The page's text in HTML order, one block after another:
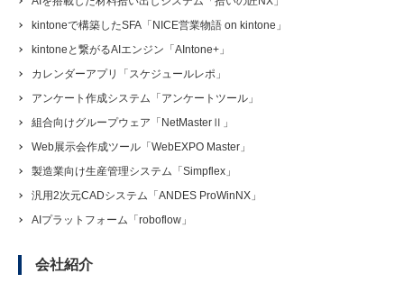
kintoneで構築したSFA「NICE営業物語 on kintone」
kintoneと繋がるAIエンジン「AIntone+」
カレンダーアプリ「スケジュールレポ」
アンケート作成システム「アンケートツール」
組合向けグループウェア「NetMasterⅡ」
Web展示会作成ツール「WebEXPO Master」
製造業向け生産管理システム「Simpflex」
汎用2次元CADシステム「ANDES ProWinNX」
AIプラットフォーム「roboflow」
会社紹介